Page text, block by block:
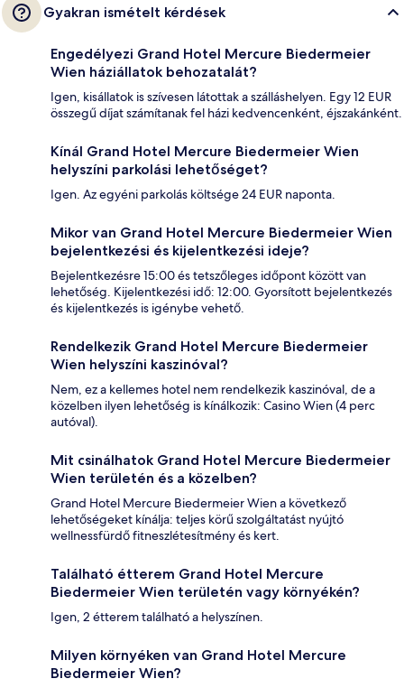
Gyakran ismételt kérdések
Engedélyezi Grand Hotel Mercure Biedermeier
Wien háziállatok behozatalát?
Igen, kisállatok is szívesen látottak a szálláshelyen. Egy 12 EUR
összegű díjat számítanak fel házi kedvencenként, éjszakánként.
Kínál Grand Hotel Mercure Biedermeier Wien
helyszíni parkolási lehetőséget?
Igen. Az egyéni parkolás költsége 24 EUR naponta.
Mikor van Grand Hotel Mercure Biedermeier Wien
bejelentkezési és kijelentkezési ideje?
Bejelentkezésre 15:00 és tetszőleges időpont között van
lehetőség. Kijelentkezési idő: 12:00. Gyorsított bejelentkezés
és kijelentkezés is igénybe vehető.
Rendelkezik Grand Hotel Mercure Biedermeier
Wien helyszíni kaszinóval?
Nem, ez a kellemes hotel nem rendelkezik kaszinóval, de a
közelben ilyen lehetőség is kínálkozik: Casino Wien (4 perc
autóval).
Mit csinálhatok Grand Hotel Mercure Biedermeier
Wien területén és a közelben?
Grand Hotel Mercure Biedermeier Wien a következő
lehetőségeket kínálja: teljes körű szolgáltatást nyújtó
wellnessfürdő fitneszlétesítmény és kert.
Található étterem Grand Hotel Mercure
Biedermeier Wien területén vagy környékén?
Igen, 2 étterem található a helyszínen.
Milyen környéken van Grand Hotel Mercure
Biedermeier Wien?